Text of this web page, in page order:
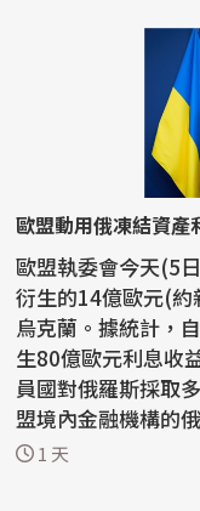
歐盟動用俄凍結資
歐盟執委會今天(5
衍生的14億歐元(
烏克蘭。據統計，
生80億歐元利息收益。 俄羅斯入侵烏克蘭後
員國對俄羅斯採取
盟境內金融機構的
處...1 天